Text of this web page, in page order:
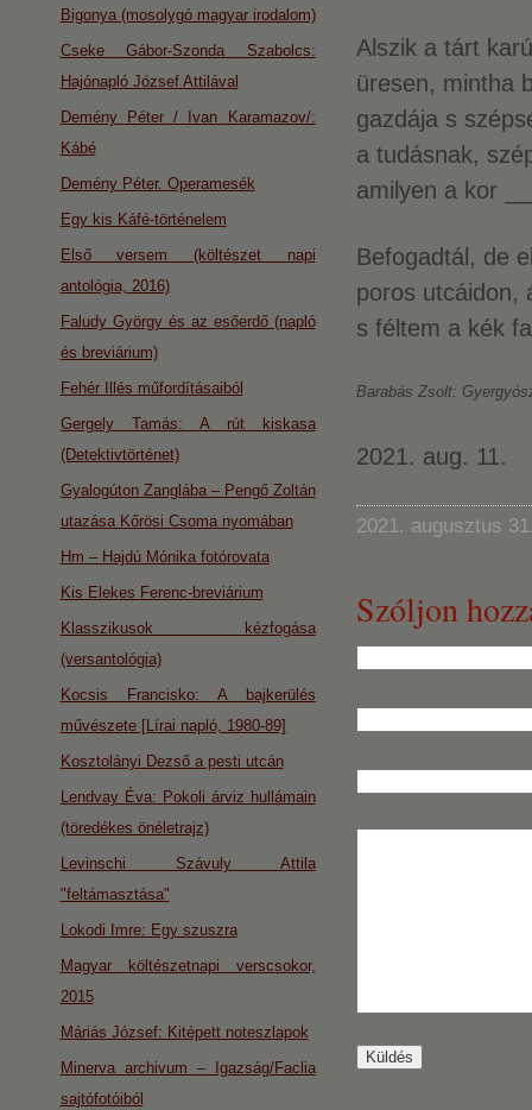
Alszik a tárt
üresen, mintha
gazdája s
a tudásnak,
amilyen a kor
Befogadtál, de
poros utcáidon,
s féltem a kék
Barabás Zsolt:
2021. aug. 11.
2021. augusztus
Szóljon
Bigonya (mosolygó magyar irodalom)
Cseke Gábor-Szonda Szabolcs:
Hajónapló József Attilával
Demény Péter / Ivan Karamazov/:
Kábé
Demény Péter. Operamesék
Egy kis Káfé-történelem
Első versem (költészet napi
antológia, 2016)
Faludy György és az esőerdő (napló
és breviárium)
Fehér Illés műfordításaiból
Gergely Tamás: A rút kiskasa
(Detektivtörténet)
Gyalogúton Zanglába – Pengő Zoltán
utazása Kőrösi Csoma nyomában
Hm – Hajdú Mónika fotórovata
Kis Elekes Ferenc-breviárium
Klasszikusok kézfogása
(versantológia)
Kocsis Francisko: A bajkerülés
művészete [Lírai napló, 1980-89]
Kosztolányi Dezső a pesti utcán
Lendvay Éva: Pokoli árviz hullámain
(töredékes önéletrajz)
Levinschi Szávuly Attila
"feltámasztása"
Lokodi Imre: Egy szuszra
Magyar költészetnapi verscsokor,
2015
Máriás József: Kitépett noteszlapok
Minerva archivum – Igazság/Faclia
sajtófotóiból